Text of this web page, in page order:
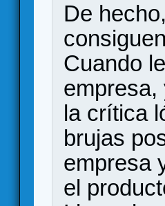
De
Cuando
empresa,
la crítica
brujas
empresa
el